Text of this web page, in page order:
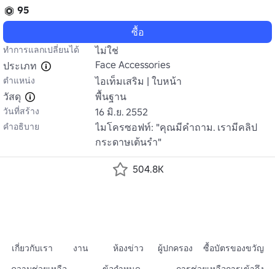
95
ซื้อ
ทำการแลกเปลี่ยนได้
ไม่ใช่
ประเภท
Face Accessories
ตำแหน่ง
ไอเท็มเสริม | ใบหน้า
วัสดุ
พื้นฐาน
วันที่สร้าง 16 มิ.ย. 2552
คำอธิบาย
ไมโครซอฟท์: "คุณมีคําถาม. เรามีคลิป
กระดาษเต้นรํา"
504.8K
เกี่ยวกับเรา งาน ห้องข่าว ผู้ปกครอง
ซื้อบัตรของขวัญ